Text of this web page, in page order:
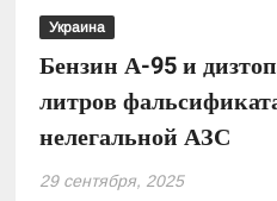
Украина
Бензин А-95 и
литров
нелегальной АЗС
29 сентября, 2025